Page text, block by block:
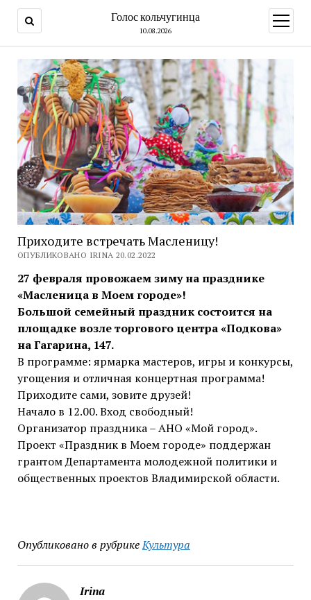
Голос кольчугинца
10.08.2026
меню
Приходите встречать Масленицу!
ОПУБЛИКОВАНО IRINA 20.02.2022
27 февраля провожаем зиму на празднике
«Масленица в Моем городе»!
Большой семейный праздник состоится на
площадке возле торгового центра «Подкова»
на Гагарина, 147.
В программе: ярмарка мастеров, игры и конкурсы,
угощения и отличная концертная программа!
Приходите сами, зовите друзей!
Начало в 12.00. Вход свободный!
Организатор праздника – АНО «Мой город».
Проект «Праздник в Моем городе» поддержан
грантом Департамента молодежной политики и
общественных проектов Владимирской области.
Опубликовано в рубрикеКультура
Irina